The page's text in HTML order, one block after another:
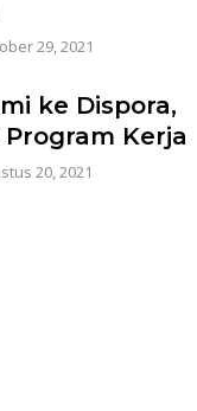
29, 2021
ke Dispora,
Kerja
20, 2021